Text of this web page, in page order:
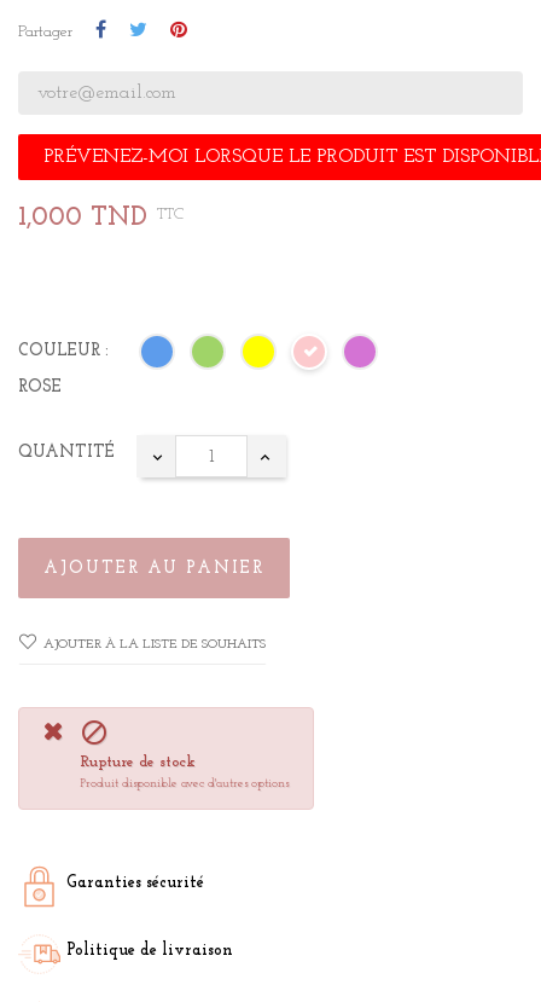
Partager
PRÉVENEZ-MOI LORSQUE LE PRODUIT EST
1,000 TND TTC
COULEUR :
ROSE
QUANTITÉ
AJOUTER AU PANIER
AJOUTER À LA LISTE DE SOUHAITS

Rupture de stock
Produit disponible avec d'autres options
Garanties sécurité
Politique de livraison